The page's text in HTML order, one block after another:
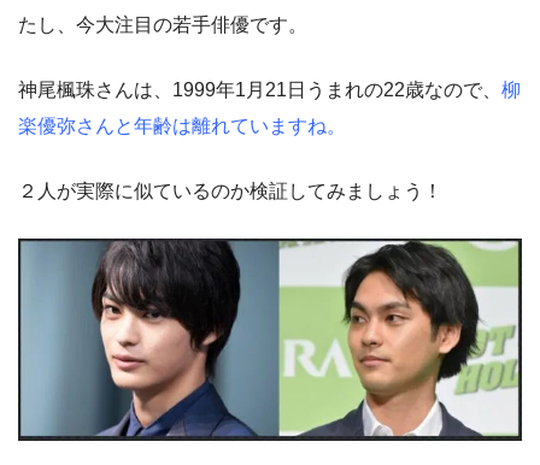
たし、今大注目の若手俳優です。
神尾楓珠さんは、1999年1月21日うまれの22歳なので、 柳
楽優弥さんと年齢は離れていますね。
２人が実際に似ているのか検証してみましょう！